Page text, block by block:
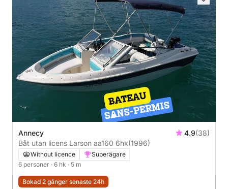
Annecy 4.9(38)
Båt utan licens Larson aa160 6hk(1996)
Without licence
Superägare
6 personer · 6 hk · 5 m
Bokad 2 gånger senaste 24h